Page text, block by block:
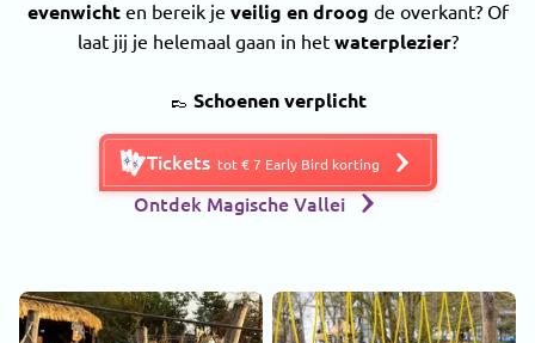
evenwichten bereik je veilig en droog de overkant? Of
laat jij je helemaal gaan in het waterplezier?
👞 Schoenen verplicht
Tickets tot € 7 Early Bird korting
Ontdek Magische Vallei